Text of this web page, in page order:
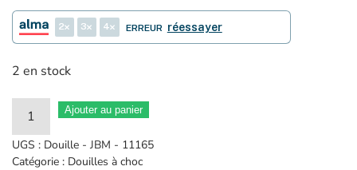
2 3 4 ERREUR réessayer
2 en stock
quantité
de
Douille
Ajouter au panier
UGS : Douille - JBM - 11165
Catégorie : Douilles à choc